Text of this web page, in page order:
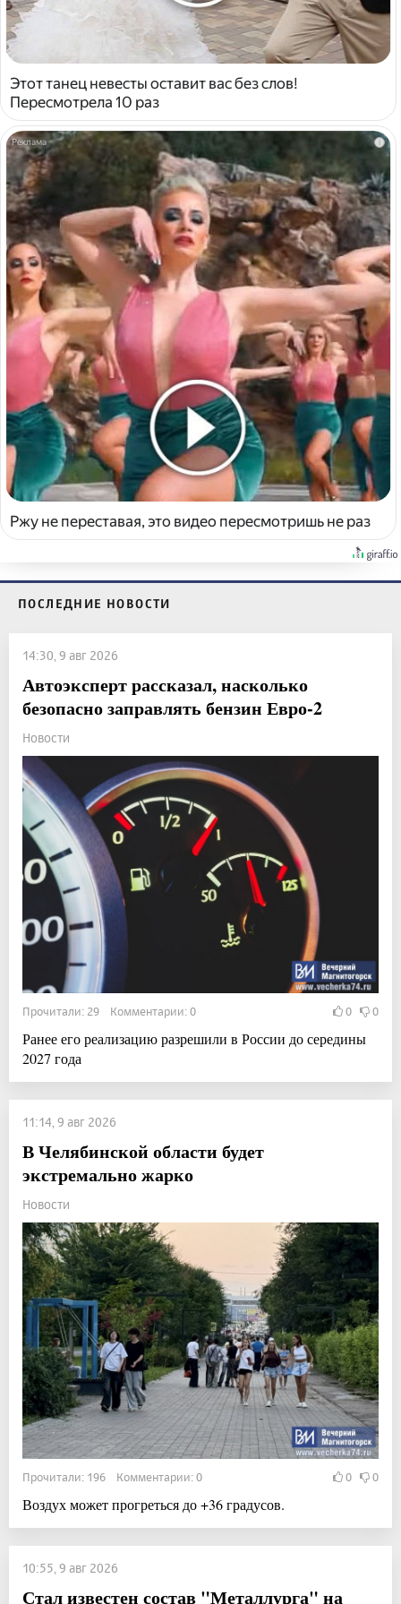
Этот танец невесты оставит вас без слов!
Пересмотрела 10 раз
i
Ржу не переставая, это видео пересмотришь не раз
ПОСЛЕДНИЕ НОВОСТИ
14:30, 9 авг 2026
Автоэксперт рассказал, насколько
безопасно заправлять бензин Евро-2
Новости
Прочитали: 29 Комментарии: 0 0 0
Ранее его реализацию разрешили в России до середины
2027 года
11:14, 9 авг 2026
В Челябинской области будет
экстремально жарко
Новости
Прочитали: 196 Комментарии: 0 0 0
Воздух может прогреться до +36 градусов.
10:55, 9 авг 2026
Стал известен состав "Металлурга" на